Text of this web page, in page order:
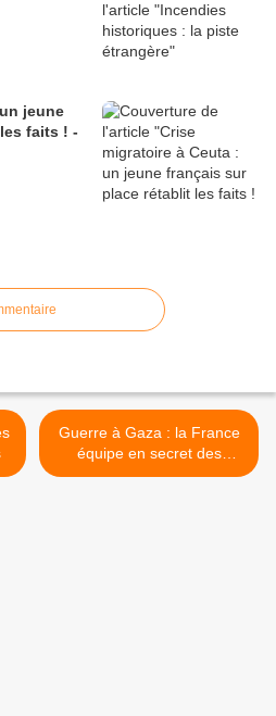
jeune
faits ! -
Guerre à Gaza : la France
équipe en secret des
mitrailleuses utilisées par